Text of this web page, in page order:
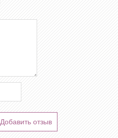
Добавить отзыв